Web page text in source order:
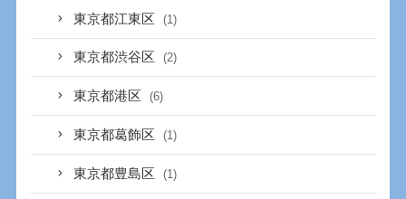
東京都江東区 (1)
東京都渋谷区 (2)
東京都港区 (6)
東京都葛飾区 (1)
東京都豊島区 (1)